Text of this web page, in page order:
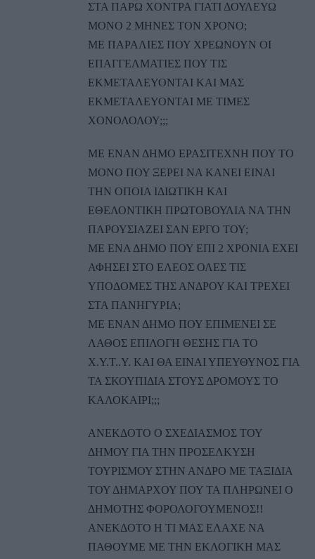
ΣΤΑ ΠΑΡΩ ΧΟΝΤΡΑ ΓΙΑΤΙ ΔΟΥΛΕΥΩ
ΜΟΝΟ 2 ΜΗΝΕΣ ΤΟΝ ΧΡΟΝΟ;
ΜΕ ΠΑΡΑΛΙΕΣ ΠΟΥ ΧΡΕΩΝΟΥΝ ΟΙ
ΕΠΑΓΓΕΛΜΑΤΙΕΣ ΠΟΥ ΤΙΣ
ΕΚΜΕΤΑΛΕΥΟΝΤΑΙ ΚΑΙ ΜΑΣ
ΕΚΜΕΤΑΛΕΥΟΝΤΑΙ ΜΕ ΤΙΜΕΣ
ΧΟΝΟΛΟΛΟΥ;;;
ΜΕ ΕΝΑΝ ΔΗΜΟ ΕΡΑΣΙΤΕΧΝΗ ΠΟΥ ΤΟ
ΜΟΝΟ ΠΟΥ ΞΕΡΕΙ ΝΑ ΚΑΝΕΙ ΕΙΝΑΙ
ΤΗΝ ΟΠΟΙΑ ΙΔΙΩΤΙΚΗ ΚΑΙ
ΕΘΕΛΟΝΤΙΚΗ ΠΡΩΤΟΒΟΥΛΙΑ ΝΑ ΤΗΝ
ΠΑΡΟΥΣΙΑΖΕΙ ΣΑΝ ΕΡΓΟ ΤΟΥ;
ΜΕ ΕΝΑ ΔΗΜΟ ΠΟΥ ΕΠΙ 2 ΧΡΟΝΙΑ ΕΧΕΙ
ΑΦΗΣΕΙ ΣΤΟ ΕΛΕΟΣ ΟΛΕΣ ΤΙΣ
ΥΠΟΔΟΜΕΣ ΤΗΣ ΑΝΔΡΟΥ ΚΑΙ ΤΡΕΧΕΙ
ΣΤΑ ΠΑΝΗΓΥΡΙΑ;
ΜΕ ΕΝΑΝ ΔΗΜΟ ΠΟΥ ΕΠΙΜΕΝΕΙ ΣΕ
ΛΑΘΟΣ ΕΠΙΛΟΓΗ ΘΕΣΗΣ ΓΙΑ ΤΟ
Χ.Υ.Τ..Υ. ΚΑΙ ΘΑ ΕΙΝΑΙ ΥΠΕΥΘΥΝΟΣ ΓΙΑ
ΤΑ ΣΚΟΥΠΙΔΙΑ ΣΤΟΥΣ ΔΡΟΜΟΥΣ ΤΟ
ΚΑΛΟΚΑΙΡΙ;;;
ΑΝΕΚΔΟΤΟ Ο ΣΧΕΔΙΑΣΜΟΣ ΤΟΥ
ΔΗΜΟΥ ΓΙΑ ΤΗΝ ΠΡΟΣΕΛΚΥΣΗ
ΤΟΥΡΙΣΜΟΥ ΣΤΗΝ ΑΝΔΡΟ ΜΕ ΤΑΞΙΔΙΑ
ΤΟΥ ΔΗΜΑΡΧΟΥ ΠΟΥ ΤΑ ΠΛΗΡΩΝΕΙ Ο
ΔΗΜΟΤΗΣ ΦΟΡΟΛΟΓΟΥΜΕΝΟΣ!!
ΑΝΕΚΔΟΤΟ Η ΤΙ ΜΑΣ ΕΛΑΧΕ ΝΑ
ΠΑΘΟΥΜΕ ΜΕ ΤΗΝ ΕΚΛΟΓΙΚΗ ΜΑΣ